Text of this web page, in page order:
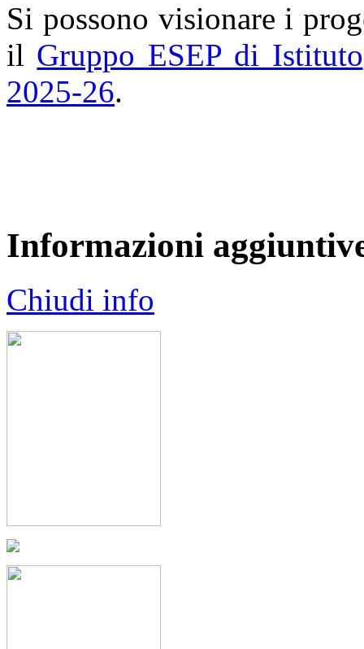
Si possono visionare i
il Gruppo ESEP di Istituto
2025-26.
Informazioni
Chiudi info